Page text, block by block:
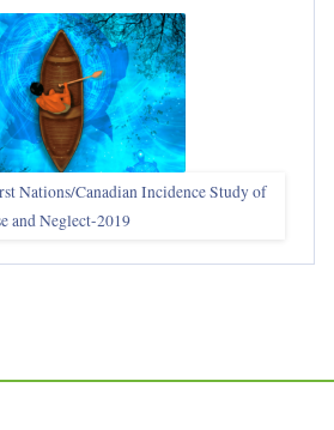
Nations/Canadian Incidence Study of
and Neglect-2019